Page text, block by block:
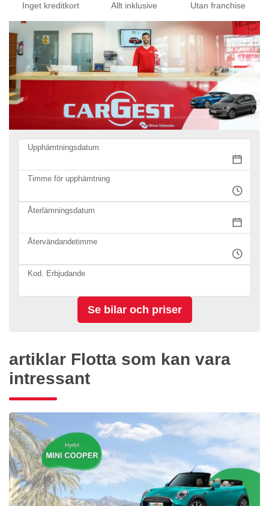
Inget kreditkort Allt inklusive Utan franchise
Upphämtningsdatum
Timme för upphämtning
Återlämningsdatum
Återvändandetimme
Kod. Erbjudande
artiklar Flotta som kan vara
intressant